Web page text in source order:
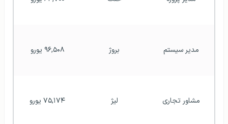
مدیر سیستم بروژ ۹۶,۵۰۸ یورو
مشاور تجاری لیژ ۷۵,۱۷۴ یورو